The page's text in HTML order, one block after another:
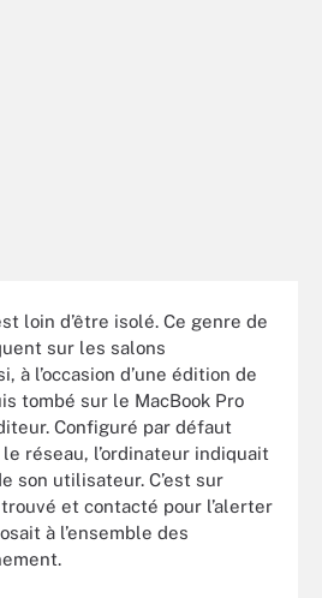
loin d’être isolé. Ce genre de
sur les salons
à l’occasion d’une édition de
tombé sur le MacBook Pro
Configuré par défaut
le réseau, l’ordinateur indiquait
son utilisateur. C’est sur
trouvé et contacté pour l’alerter
à l’ensemble des